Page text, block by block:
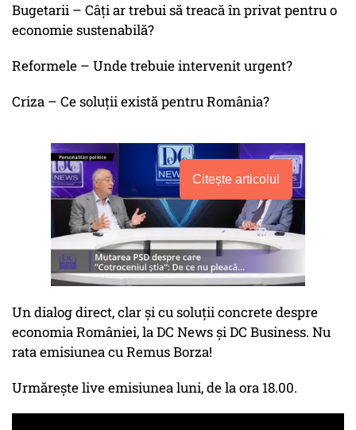
Bugetarii – Câți ar trebui să treacă în privat pentru o
economie sustenabilă?
Reformele – Unde trebuie intervenit urgent?
Criza – Ce soluții există pentru România?
Citește articolul
Un dialog direct, clar și cu soluții concrete despre
economia României, la DC News și DC Business. Nu
rata emisiunea cu Remus Borza!
Urmărește live emisiunea luni, de la ora 18.00.